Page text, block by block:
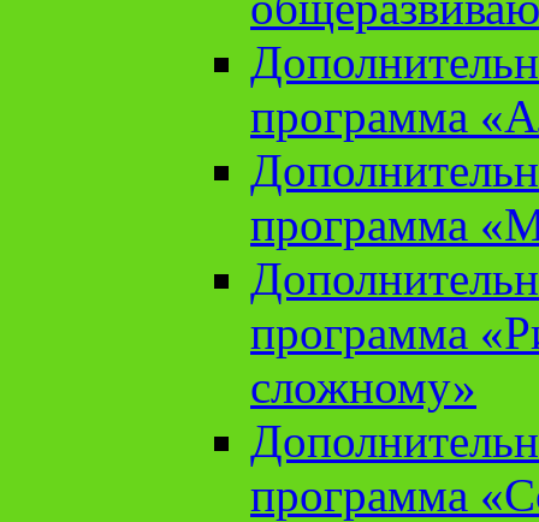
программа
программа
программа
сложному»
программа